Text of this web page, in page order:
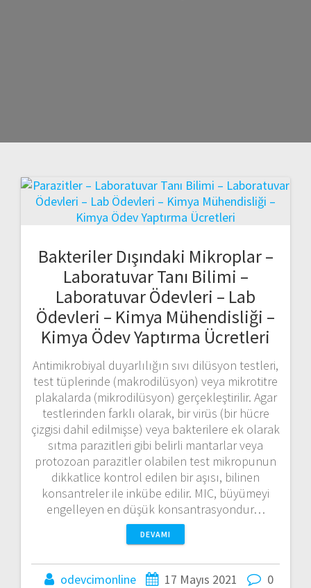
Bakteriler Dışındaki Mikroplar –
Laboratuvar Tanı Bilimi –
Laboratuvar Ödevleri – Lab
Ödevleri – Kimya Mühendisliği –
Kimya Ödev Yaptırma Ücretleri
Antimikrobiyal duyarlılığın sıvı dilüsyon testleri,
test tüplerinde (makrodilüsyon) veya mikrotitre
plakalarda (mikrodilüsyon) gerçekleştirilir. Agar
testlerinden farklı olarak, bir virüs (bir hücre
çizgisi dahil edilmişse) veya bakterilere ek olarak
sıtma parazitleri gibi belirli mantarlar veya
protozoan parazitler olabilen test mikropunun
dikkatlice kontrol edilen bir aşısı, bilinen
konsantreler ile inkübe edilir. MIC, büyümeyi
engelleyen en düşük konsantrasyondur…
DEVAMI
odevcimonline 17 Mayıs 2021 0